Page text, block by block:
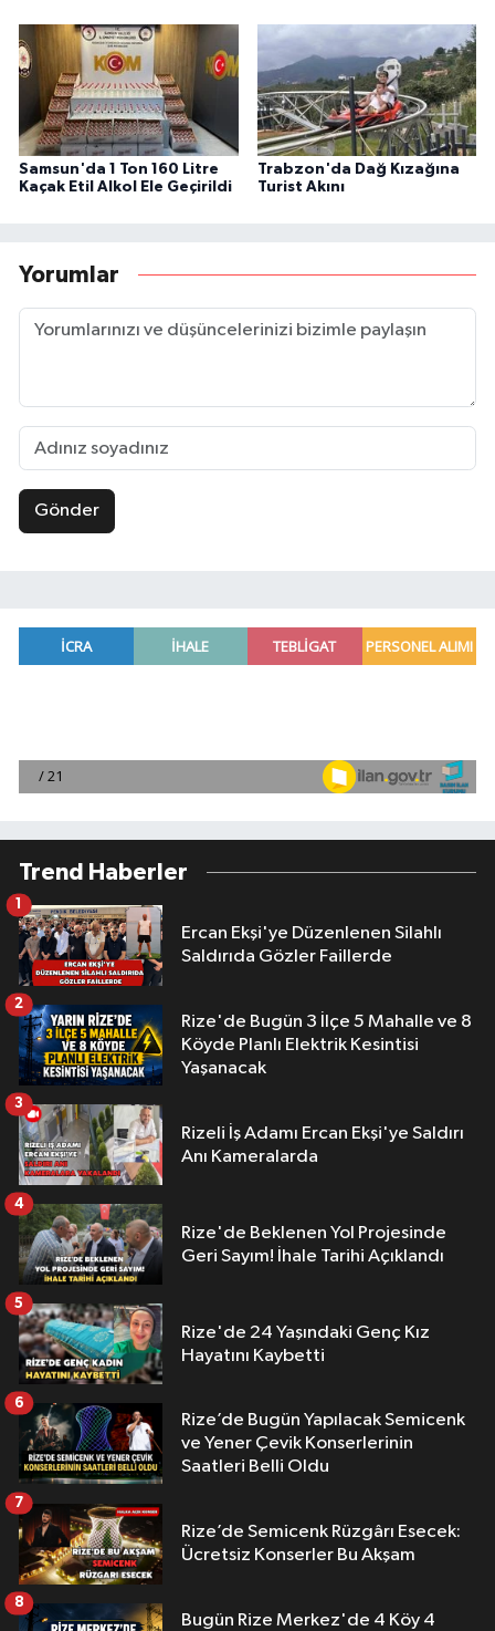
Samsun'da 1 Ton 160 Litre
Kaçak Etil Alkol Ele Geçirildi
Trabzon'da Dağ Kızağına
Turist Akını
Yorumlar
Gönder
Trend Haberler
Ercan Ekşi'ye Düzenlenen Silahlı
Saldırıda Gözler Faillerde
1
Rize'de Bugün 3 İlçe 5 Mahalle ve 8
Köyde Planlı Elektrik Kesintisi
Yaşanacak
2
Rizeli İş Adamı Ercan Ekşi'ye Saldırı
Anı Kameralarda
3
Rize'de Beklenen Yol Projesinde
Geri Sayım! İhale Tarihi Açıklandı
4
Rize'de 24 Yaşındaki Genç Kız
Hayatını Kaybetti
5
Rize’de Bugün Yapılacak Semicenk
ve Yener Çevik Konserlerinin
Saatleri Belli Oldu
6
Rize’de Semicenk Rüzgârı Esecek:
Ücretsiz Konserler Bu Akşam
7
Bugün Rize Merkez'de 4 Köy 4
8